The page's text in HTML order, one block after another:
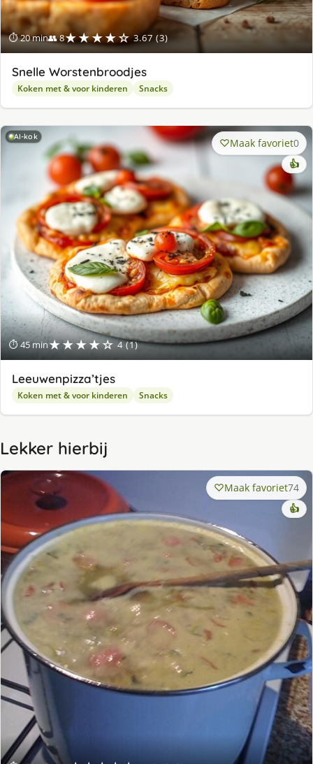
⏱ 20 min👥 8★★★★☆ 3.67 (3)
Snelle Worstenbroodjes
Koken met & voor kinderen Snacks
AI-kok
⏱ 45 min★★★★☆ 4 (1)
Maak favoriet0
👍
Leeuwenpizza’tjes
Koken met & voor kinderen Snacks
Lekker hierbij
Maak favoriet74
👍